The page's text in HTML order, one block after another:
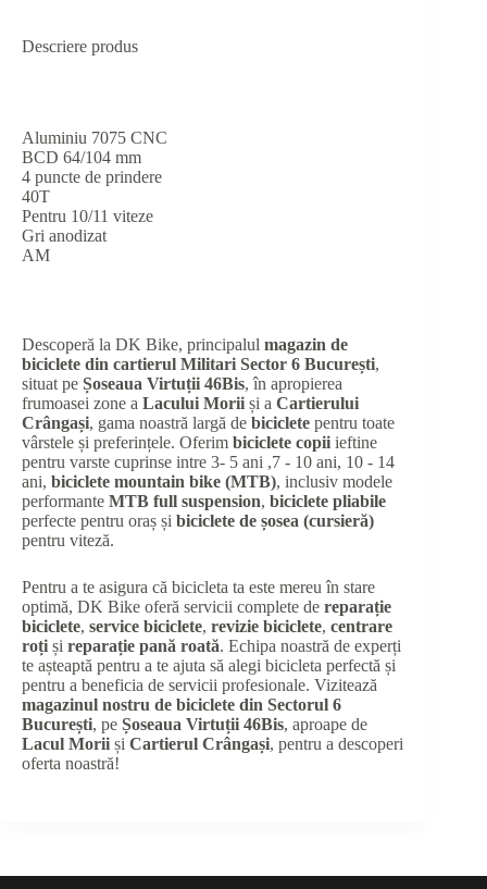
Descriere produs
Aluminiu 7075 CNC
BCD 64/104 mm
4 puncte de prindere
40T
Pentru 10/11 viteze
Gri anodizat
AM
Descoperă la DK Bike, principalul magazin de
biciclete din cartierul Militari Sector 6 București,
situat pe Șoseaua Virtuții 46Bis, în apropierea
frumoasei zone a Lacului Morii și a Cartierului
Crângași, gama noastră largă de biciclete pentru toate
vârstele și preferințele. Oferim biciclete copii ieftine
pentru varste cuprinse intre 3- 5 ani ,7 - 10 ani, 10 - 14
ani, biciclete mountain bike (MTB), inclusiv modele
performante MTB full suspension, biciclete pliabile
perfecte pentru oraș și biciclete de șosea (cursieră)
pentru viteză.
Pentru a te asigura că bicicleta ta este mereu în stare
optimă, DK Bike oferă servicii complete de reparație
biciclete, service biciclete, revizie biciclete, centrare
roți și reparație pană roată. Echipa noastră de experți
te așteaptă pentru a te ajuta să alegi bicicleta perfectă și
pentru a beneficia de servicii profesionale. Vizitează
magazinul nostru de biciclete din Sectorul 6
București, pe Șoseaua Virtuții 46Bis, aproape de
Lacul Morii și Cartierul Crângași, pentru a descoperi
oferta noastră!